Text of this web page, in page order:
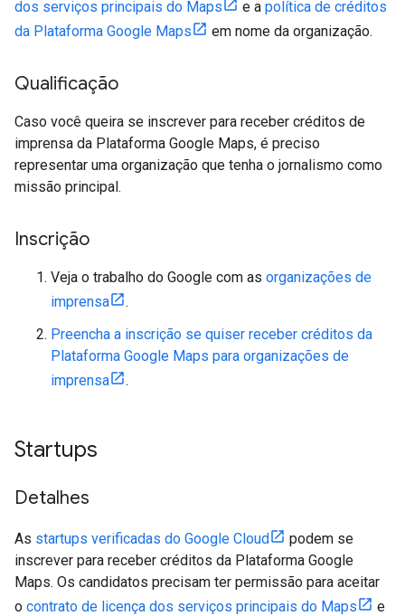
dos serviços principais do Maps e a política de créditos
da Plataforma Google Maps
em nome da organização.
Qualificação
Caso você queira se inscrever para receber créditos de
imprensa da Plataforma Google Maps, é preciso
representar uma organização que tenha o jornalismo como
missão principal.
Inscrição
Veja o trabalho do Google com as organizações de
imprensa
.
Preencha a inscrição se quiser receber créditos da
Plataforma Google Maps para organizações de
imprensa
.
Startups
Detalhes
As startups verificadas do Google Cloud
podem se
inscrever para receber créditos da Plataforma Google
Maps. Os candidatos precisam ter permissão para aceitar
o contrato de licença dos serviços principais do Maps
e